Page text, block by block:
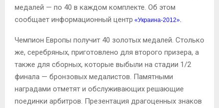
медалей — по 40 в каждом комплекте. Об этом
сообщает информационный центр «Украина-2012»
Чемпион Европы получит 40 золотых медалей. Столько
же, серебряных, приготовлено для второго призера, а
также для сборных, которые выбыли на стадии 1/2
финала — бронзовых медалистов. Памятными
наградами отметят и обслуживающих решающие
поединки арбитров. Презентация драгоценных знаков